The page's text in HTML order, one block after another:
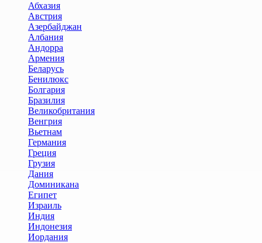
Абхазия
Австрия
Азербайджан
Албания
Андорра
Армения
Беларусь
Бенилюкс
Болгария
Бразилия
Великобритания
Венгрия
Вьетнам
Германия
Греция
Грузия
Дания
Доминикана
Египет
Израиль
Индия
Индонезия
Иордания